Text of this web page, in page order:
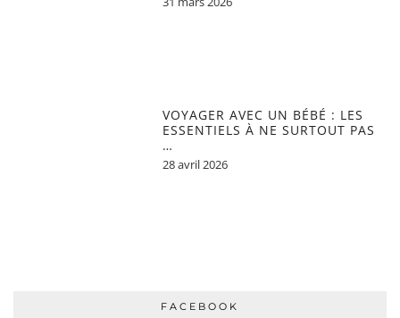
VOYAGER AVEC UN BÉBÉ : LES
ESSENTIELS À NE SURTOUT PAS
…
28 avril 2026
FACEBOOK